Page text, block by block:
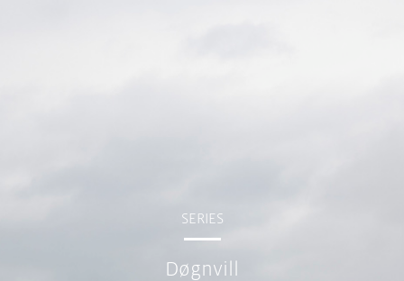
SERIES
Døgnvill